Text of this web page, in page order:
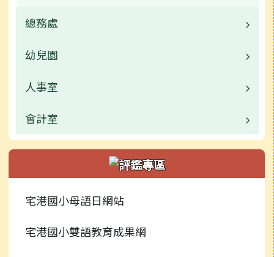
總務處
業務職掌
校園公告
常用連結
行事曆
捐贈芳名錄
檔案下載
幼兒園
校園公告
業務職掌
活動相簿
新聞報導
榮譽榜
校園影音
人事室
業務職掌
校園公告
常用連結
行事曆
會計室
業務職掌
校園公告
常用連結
行事曆
宅港國小母語日網站
宅港國小雙語教育成果網